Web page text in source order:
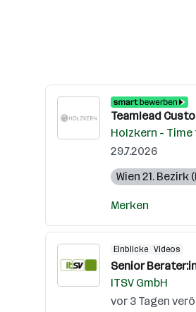
Teamlead
Holzkern -
29.7.2026
Wien 21.
Merken
Einblicke Videos
Senior
ITSV GmbH
vor 3 Tagen